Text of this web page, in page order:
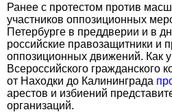
Ранее с протестом против
участников оппозиционных
Петербурге в преддверии и в
российские правозащитники и
оппозиционных движений. Как
Всероссийского гражданского
от Находки до Калининграда
арестов и избиений
организаций.